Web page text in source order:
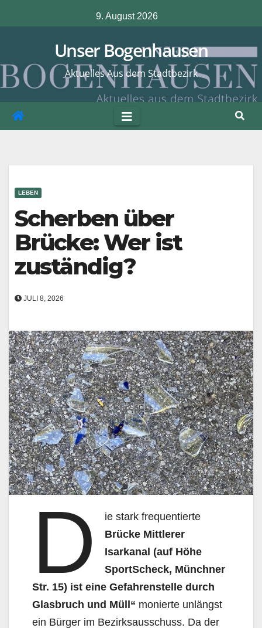
Inhalt
9. August 2026
Unser Bogenhausen
Aktuelles Aus dem Stadtbezirk
LEBEN
Scherben über
Brücke: Wer ist
zuständig?
JULI 8, 2026
D
ie stark frequentierte
Brücke Mittlerer
Isarkanal (auf Höhe
SportScheck, Münchner
Str. 15) ist eine Gefahrenstelle durch
Glasbruch und Müll“ monierte unlängst
ein Bürger im Bezirksausschuss. Da der